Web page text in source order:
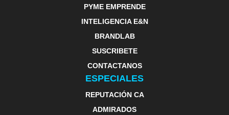
PYME EMPRENDE
INTELIGENCIA E&N
BRANDLAB
SUSCRIBETE
CONTACTANOS
ESPECIALES
REPUTACIÓN CA
ADMIRADOS